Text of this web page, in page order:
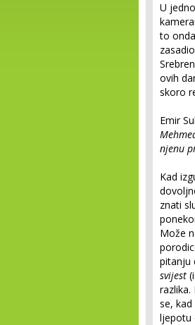
U
to
ovih
skoro
Emir
njenu
Kad
znati
Može
pitanju
svijest
razlika.
se,
ljepotu